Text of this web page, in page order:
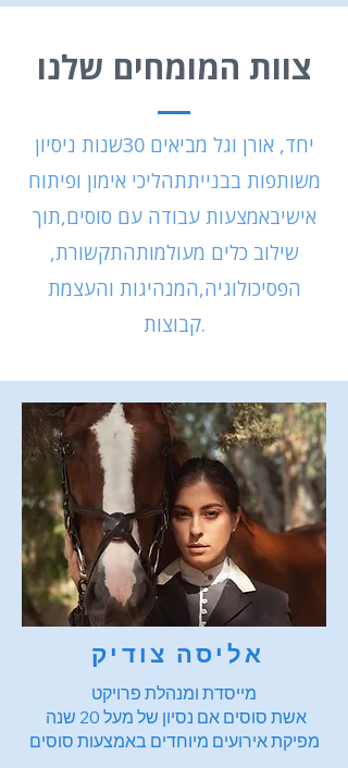
צוות המומחים שלנו
יחד, אורן וגל מביאים 30
שנות ניסיון
משותפות בבנייתתהליכי אימון ופיתוח
אישיבאמצעות עבודה עם סוסים,תוך
שילוב כלים מעולמותהתקשורת,
הפסיכולוגיה,המנהיגות והעצמת
קבוצות.
אליסה צודיק
מייסדת ומנהלת פרויקט
אשת סוסים אם נסיון של מעל 20 שנה
‏מפיקת אירועים מיוחדים באמצעות סוסים